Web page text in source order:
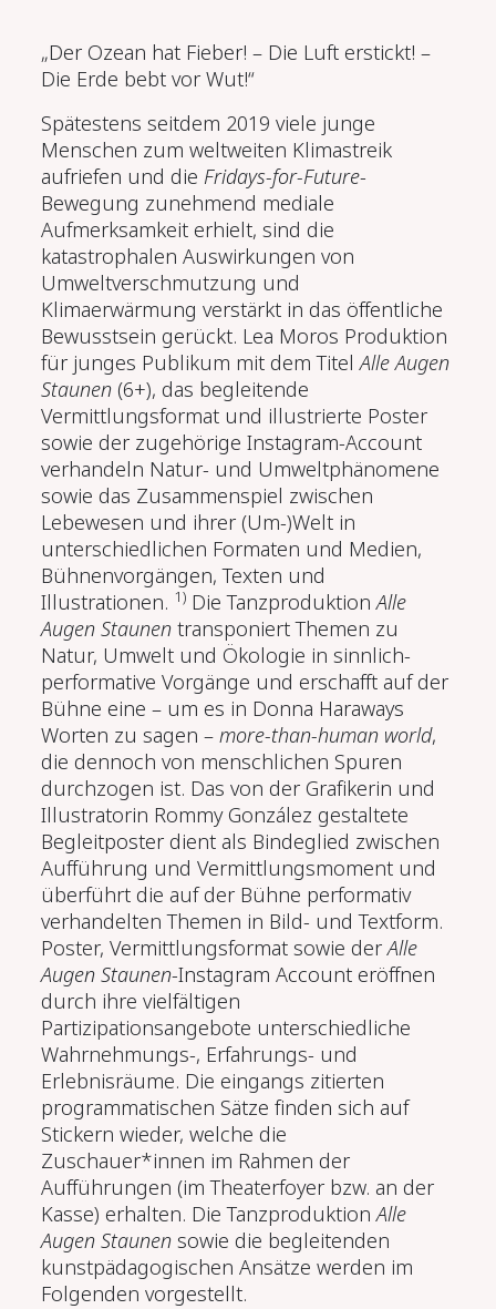
„Der Ozean hat Fieber! – Die Luft erstickt! –
Die Erde bebt vor Wut!“
Spätestens seitdem 2019 viele junge
Menschen zum weltweiten Klimastreik
aufriefen und die Fridays-for-Future-
Bewegung zunehmend mediale
Aufmerksamkeit erhielt, sind die
katastrophalen Auswirkungen von
Umweltverschmutzung und
Klimaerwärmung verstärkt in das öffentliche
Bewusstsein gerückt. Lea Moros Produktion
für junges Publikum mit dem TitelAlle Augen
Staunen (6+), das begleitende
Vermittlungsformat und illustrierte Poster
sowie der zugehörige Instagram-Account
verhandeln Natur- und Umweltphänomene
sowie das Zusammenspiel zwischen
Lebewesen und ihrer (Um-)Welt in
unterschiedlichen Formaten und Medien,
Bühnenvorgängen, Texten und
Illustrationen. 1) Die TanzproduktionAlle
Augen Staunen transponiert Themen zu
Natur, Umwelt und Ökologie in sinnlich-
performative Vorgänge und erschafft auf der
Bühne eine – um es in Donna Haraways
Worten zu sagen –more-than-human world,
die dennoch von menschlichen Spuren
durchzogen ist. Das von der Grafikerin und
Illustratorin Rommy González gestaltete
Begleitposter dient als Bindeglied zwischen
Aufführung und Vermittlungsmoment und
überführt die auf der Bühne performativ
verhandelten Themen in Bild- und Textform.
Poster, Vermittlungsformat sowie derAlle
Augen Staunen-Instagram Account eröffnen
durch ihre vielfältigen
Partizipationsangebote unterschiedliche
Wahrnehmungs-, Erfahrungs- und
Erlebnisräume. Die eingangs zitierten
programmatischen Sätze finden sich auf
Stickern wieder, welche die
Zuschauer*innen im Rahmen der
Aufführungen (im Theaterfoyer bzw. an der
Kasse) erhalten. Die TanzproduktionAlle
Augen Staunen sowie die begleitenden
kunstpädagogischen Ansätze werden im
Folgenden vorgestellt.